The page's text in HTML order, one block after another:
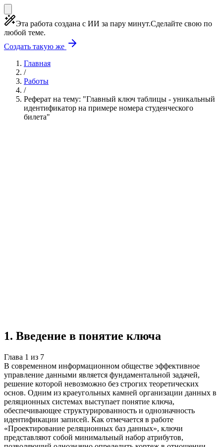
Эта работа создана с ИИ за пару минут.Сделайте свою по
любой теме.
Создать такую же
Главная
/
Работы
/
Реферат на тему: "Главный ключ таблицы - уникальный
идентификатор на примере номера студенческого
билета"
1. Введение в понятие ключа
Глава 1 из 7
В современном информационном обществе эффективное
управление данными является фундаментальной задачей,
решение которой невозможно без строгих теоретических
основ. Одним из краеугольных камней организации данных в
реляционных системах выступает понятие ключа,
обеспечивающее структурированность и однозначность
идентификации записей. Как отмечается в работе
«Проектирование реляционных баз данных», ключи
представляют собой минимальный набор атрибутов,